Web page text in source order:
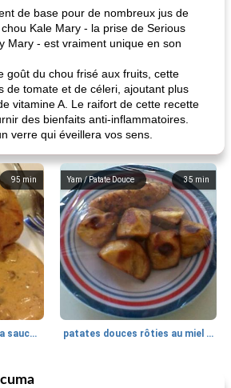
de base pour de nombreux jus de
Kale Mary - la prise de Serious
Mary - est vraiment unique en son
goût du chou frisé aux fruits, cette
de tomate et de céleri, ajoutant plus
vitamine A. Le raifort de cette recette
des bienfaits anti-inflammatoires.
verre qui éveillera vos sens.
95 min
paprika huhn (poulet à la sauce paprika).
35 min
Yam / Patate Douce
patates douces rôties au miel / kumara
25min